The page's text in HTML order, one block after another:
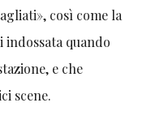
così come la
quando
e che
scene.